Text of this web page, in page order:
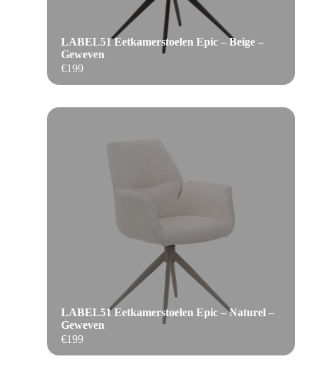
€199
LABEL51 Eetkamerstoelen Epic – Beige –
Geweven
€199
LABEL51 Eetkamerstoelen Epic – Naturel –
Geweven